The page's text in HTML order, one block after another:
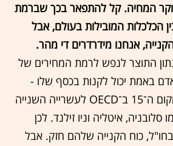
המחיה. קל להתפאר בכך שברמת
הכלכלות המובילות בעולם, אבל
אנחנו מידרדרים די מהר.
התוצר לנפש לרמת המחירים של
באמת יכול לקנות בכסף שלו -
אנחנו מידרדרים מהמקום ה־15 ב־OECD לעשרייה השנייה
סלובניה, איטליה וניו זילנד. לכן
כוח הקנייה שלהם חזק. אבל